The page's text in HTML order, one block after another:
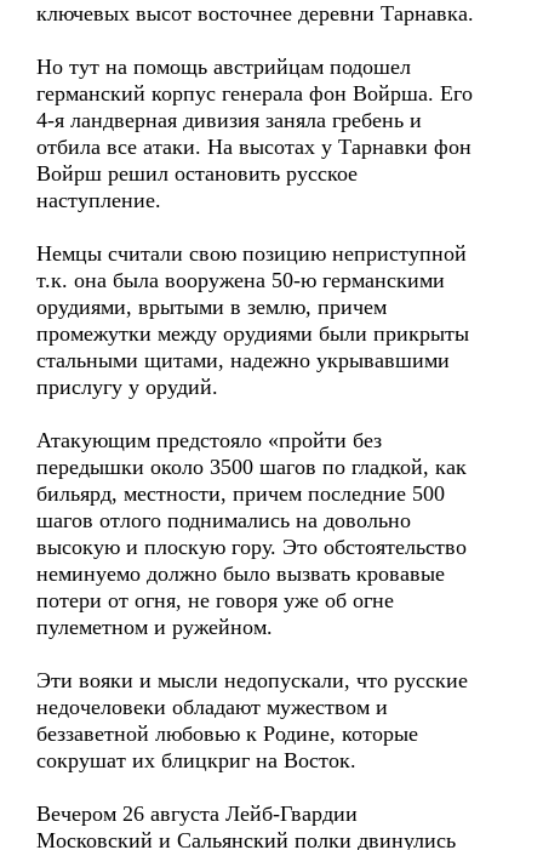
ключевых высот восточнее деревни Тарнавка.
Но тут на помощь австрийцам подошел
германский корпус генерала фон Войрша. Его
4-я ландверная дивизия заняла гребень и
отбила все атаки. На высотах у Тарнавки фон
Войрш решил остановить русское
наступление.
Немцы считали свою позицию неприступной
т.к. она была вооружена 50-ю германскими
орудиями, врытыми в землю, причем
промежутки между орудиями были прикрыты
стальными щитами, надежно укрывавшими
прислугу у орудий.
Атакующим предстояло «пройти без
передышки около 3500 шагов по гладкой, как
бильярд, местности, причем последние 500
шагов отлого поднимались на довольно
высокую и плоскую гору. Это обстоятельство
неминуемо должно было вызвать кровавые
потери от огня, не говоря уже об огне
пулеметном и ружейном.
Эти вояки и мысли недопускали, что русские
недочеловеки обладают мужеством и
беззаветной любовью к Родине, которые
сокрушат их блицкриг на Восток.
Вечером 26 августа Лейб-Гвардии
Московский и Сальянский полки двинулись